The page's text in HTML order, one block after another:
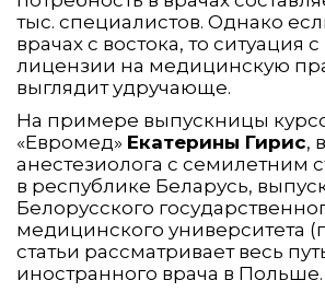
тыс. специалистов. Однако
врачах с востока, то ситуация
лицензии на медицинскую
выглядит удручающе.
На примере выпускницы
«Евромед» Екатерины Гирис,
анестезиолога с семилетним
в республике Беларусь,
Белорусского
медицинского университета
статьи рассматривает весь
иностранного врача в Польше.